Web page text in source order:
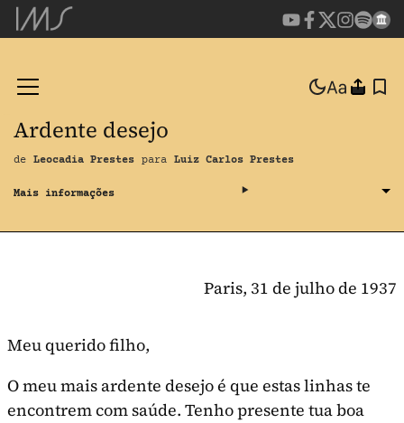
Ardente desejo
de Leocadia Prestes para Luiz Carlos Prestes
Paris, 31 de julho de 1937
Meu querido filho,
O meu mais ardente desejo é que estas linhas te
encontrem com saúde. Tenho presente tua boa